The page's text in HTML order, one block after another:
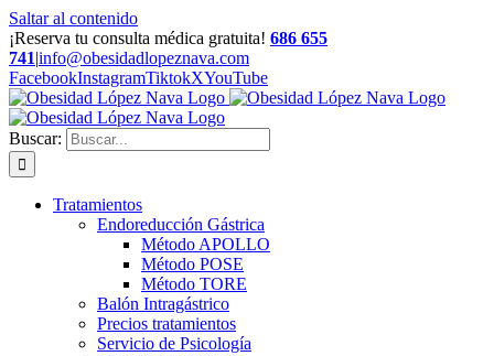
Saltar al contenido
¡Reserva tu consulta médica gratuita! 686 655
741|info@obesidadlopeznava.com
FacebookInstagramTiktokXYouTube
Buscar:
Tratamientos
Endoreducción Gástrica
Método APOLLO
Método POSE
Método TORE
Balón Intragástrico
Precios tratamientos
Servicio de Psicología